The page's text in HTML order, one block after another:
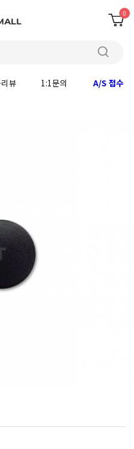
0
뷰 1:1문의 A/S 접수